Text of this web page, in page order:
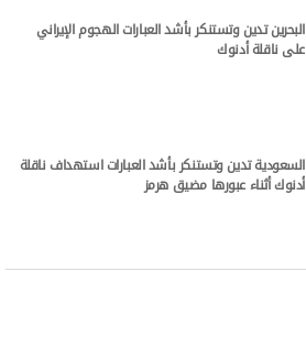
البحرين تدين وتستنكر بأشد العبارات الهجوم الإيراني
على ناقلة أدنوك
السعودية تدين وتستنكر بأشد العبارات استهداف ناقلة
أدنوك أثناء عبورها مضيق هرمز